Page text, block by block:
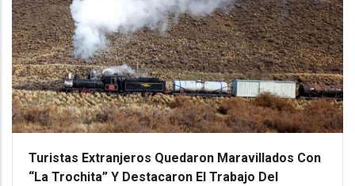
Turistas Extranjeros Quedaron Maravillados Con
“La Trochita” Y Destacaron El Trabajo Del